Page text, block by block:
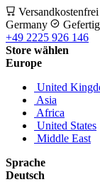
Versandkostenfrei
Germany
+49 2225 926 146
Store wählen
Europe
United
Asia
Africa
United States
Middle East
Sprache
Deutsch